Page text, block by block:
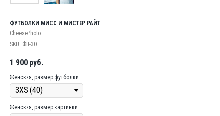
ФУТБОЛКИ МИСС И МИСТЕР РАЙТ
CheesePhoto
SKU: ФП-30
1 900 руб.
Женская, размер футболки
Женская, размер картинки